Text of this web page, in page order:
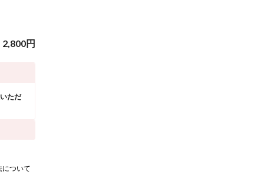
2,800円
ただ
について